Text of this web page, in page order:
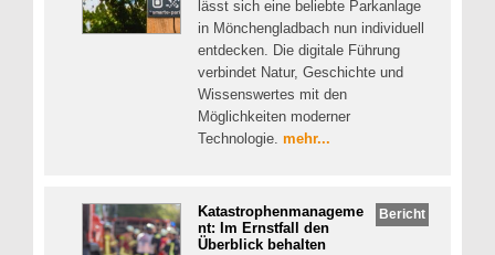
lässt sich eine beliebte Parkanlage
in Mönchengladbach nun individuell
entdecken. Die digitale Führung
verbindet Natur, Geschichte und
Wissenswertes mit den
Möglichkeiten moderner
Technologie. mehr...
Bericht
Katastrophenmanageme
nt: Im Ernstfall den
Überblick behalten